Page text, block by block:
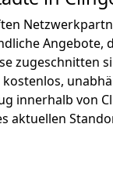
Angebote,
zugeschnitten
innerhalb von
aktuellen